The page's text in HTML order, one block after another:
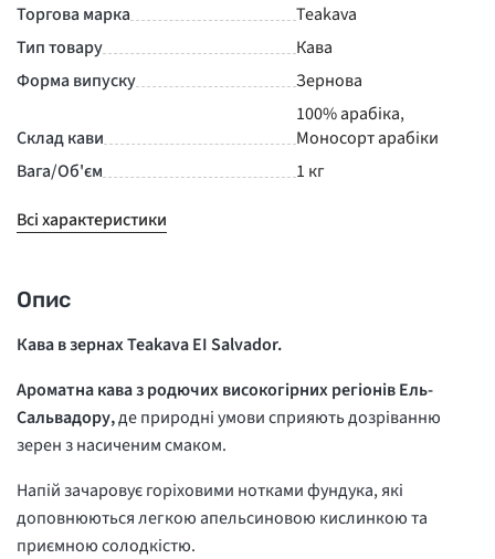
Торгова марка
Teakava
Тип товару
Кава
Форма випуску
Зернова
Склад кави
100% арабіка,
Моносорт арабіки
Вага/Об'єм
1 кг
Всі характеристики
Опис
Кава в зернах Teakava EI Salvador.
Ароматна кава з родючих високогірних регіонів Ель-
Сальвадору,де природні умови сприяють дозріванню
зерен з насиченим смаком.
Напій зачаровує горіховими нотками фундука, які
доповнюються легкою апельсиновою кислинкою та
приємною солодкістю.